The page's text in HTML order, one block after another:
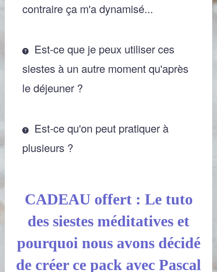
contraire ça m'a dynamisé...
Est-ce que je peux utiliser ces
siestes à un autre moment qu'après
le déjeuner ?
Est-ce qu'on peut pratiquer à
plusieurs ?
CADEAU offert : Le tuto
des siestes méditatives et
pourquoi nous avons décidé
de créer ce pack avec Pascal